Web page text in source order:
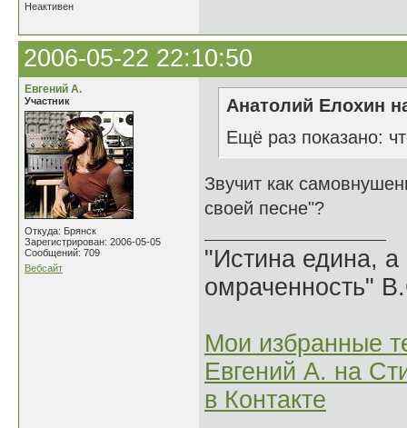
Неактивен
2006-05-22 22:10:50
Евгений А.
Участник
Откуда: Брянск
Зарегистрирован: 2006-05-05
Сообщений: 709
Вебсайт
Анатолий Елохин
Ещё раз показано:
Звучит как
своей песне"?
"Истина едина,
омраченность"
Мои избранные
Евгений А. на
в Контакте